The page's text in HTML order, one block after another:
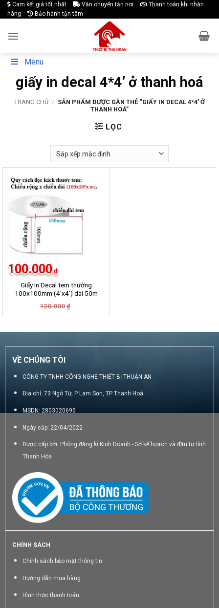
Skip
to
Cam kết giá tốt nhất Vận chuyển tận nơi
Thanh toán khi nhận
hàng
Bảo hành tận tâm
Menu
giấy in decal 4*4’ ở thanh hoá
TRANG CHỦ / SẢN PHẨM ĐƯỢC GẮN THẺ “GIẤY IN DECAL 4*4’ Ở
THANH HOÁ”
LỌC
-17%
Giấy in Decal tem thường
100x100mm (4’x4′) dài 50m
120.000 ₫
là:
100.000 ₫
tại
100.000₫.
VỀ CHÚNG TÔI
CÔNG TY TNHH CÔNG NGHỆ THIẾT BỊ THUẬN AN
Địa chỉ: 73 Ngô Từ, P Lam Sơn, TP Thanh Hoá
MSDN: 2803020695
Ngày cấp: 22/04/2022
Được cấp bởi: Phòng đăng kí Kinh Doanh - Sở kế hoạch và đầu tư tỉnh
Thanh Hóa
CHÍNH SÁCH
Chính sách bảo mật thông tin
Hướng dẫn mua hàng
Hình thức thanh toán